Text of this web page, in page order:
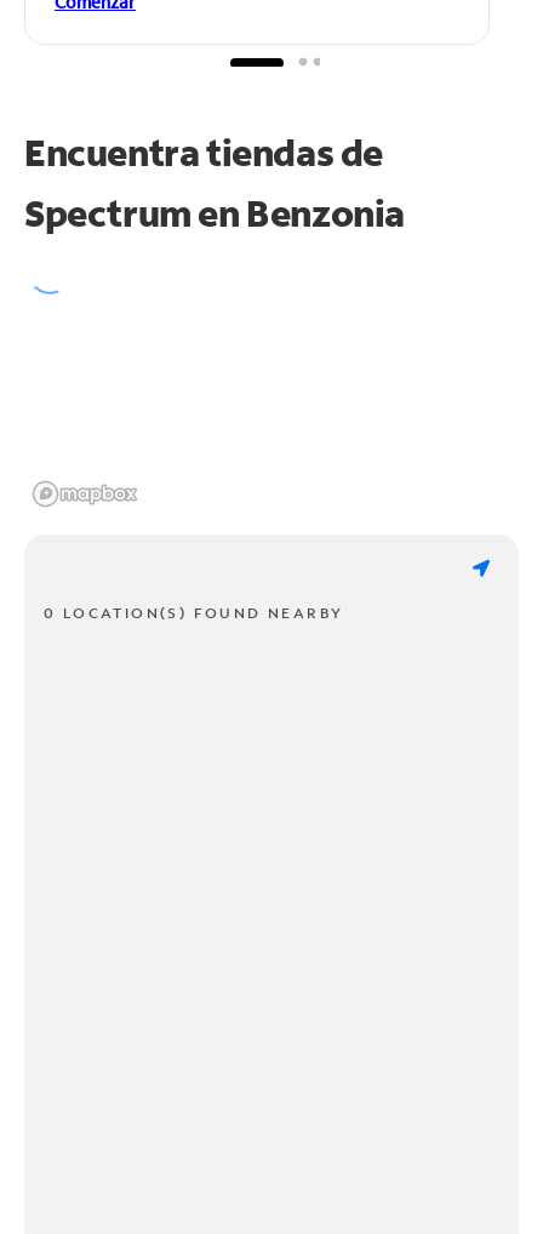
Encuentra tiendas de
Spectrum en Benzonia
0 LOCATION(S) FOUND NEARBY